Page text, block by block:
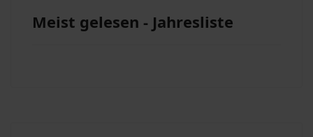
Meist gelesen - Jahresliste